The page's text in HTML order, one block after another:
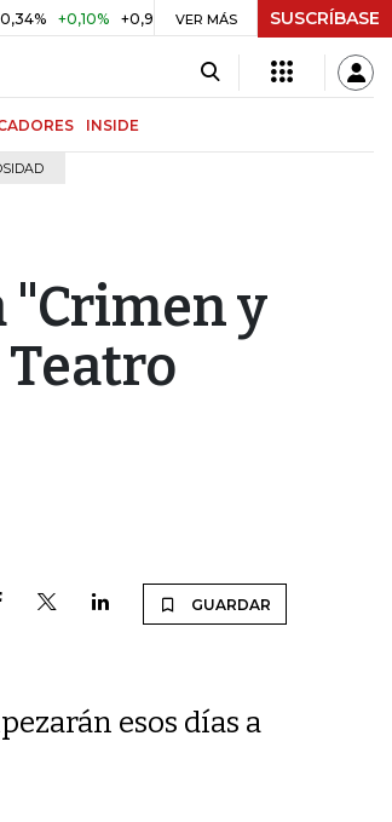
+0,98% UVR $ 416,86 +$ 0,05 +0,01%
VER MÁS SUSCRÍBASE
INSIDE
"Crimen y
GUARDAR
esos días a